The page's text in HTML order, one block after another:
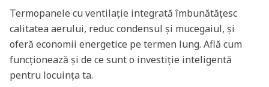
Termopanele cu ventilație integrată îmbunătățesc
calitatea aerului, reduc condensul și mucegaiul, și
oferă economii energetice pe termen lung. Află cum
funcționează și de ce sunt o investiție inteligentă
pentru locuința ta.